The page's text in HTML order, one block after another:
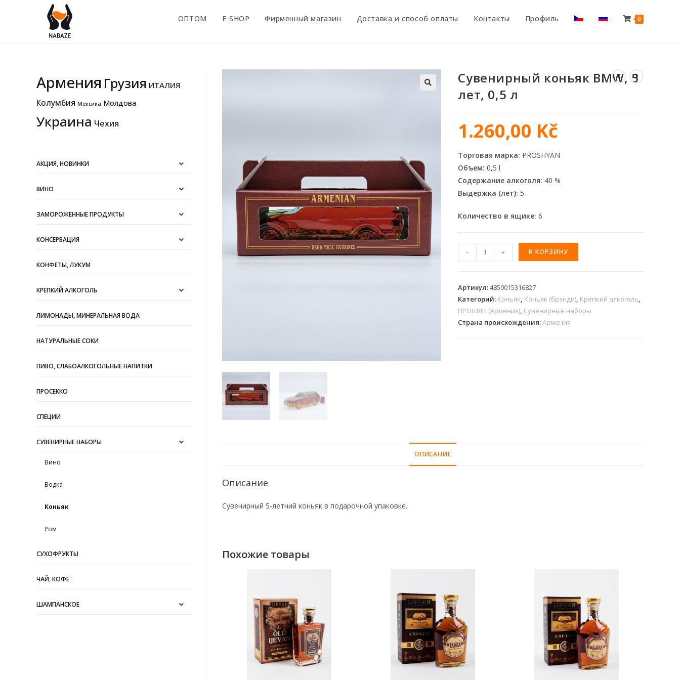
ОПТОМ E-SHOP Фирменный магазин Доставка и способ оплаты Контакты Профиль 0
Сувенирный коньяк BMW, 5
лет, 0,5 л
1.260,00 Kč
Торговая марка: PROSHYAN
Объем: 0,5 l
Содержание алкоголя: 40 %
Выдержка (лет): 5
Количество в ящике: 6
- + В КОРЗИНУ
Артикул:4850015316827
Категорий: Коньяк, Коньяк (брэнди), Крепкий алкоголь,
ПРОШЯН (Армения), Сувенирные наборы
Страна происхождения:Армения
ОПИСАНИЕ
Описание
Сувенирный 5-летний коньяк в подарочной упаковке.
Похожие товары
Армения Грузия ИТАЛИЯ
Колумбия Мексика Молдова
Украина Чехия
АКЦИЯ, НОВИНКИ
ВИНО
ЗАМОРОЖЕННЫЕ ПРОДУКТЫ
КОНСЕРВАЦИЯ
КОНФЕТЫ, ЛУКУМ
КРЕПКИЙ АЛКОГОЛЬ
ЛИМОНАДЫ, МИНЕРАЛЬНАЯ ВОДА
НАТУРАЛЬНЫЕ СОКИ
ПИВО, СЛАБОАЛКОГОЛЬНЫЕ НАПИТКИ
ПРОСЕККО
СПЕЦИИ
СУВЕНИРНЫЕ НАБОРЫ
Вино
Водка
Коньяк
Ром
СУХОФРУКТЫ
ЧАЙ, КОФЕ
ШАМПАНСКОЕ